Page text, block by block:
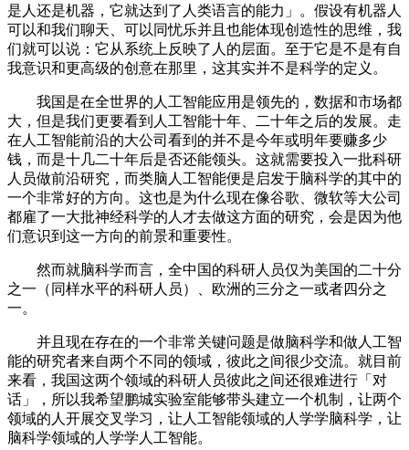
是人还是机器，它就达到了人类语言的能力」。假设有机器人
可以和我们聊天、可以同忧乐并且也能体现创造性的思维，我
们就可以说：它从系统上反映了人的层面。至于它是不是有自
我意识和更高级的创意在那里，这其实并不是科学的定义。
我国是在全世界的人工智能应用是领先的，数据和市场都
大，但是我们更要看到人工智能十年、二十年之后的发展。走
在人工智能前沿的大公司看到的并不是今年或明年要赚多少
钱，而是十几二十年后是否还能领头。这就需要投入一批科研
人员做前沿研究，而类脑人工智能便是启发于脑科学的其中的
一个非常好的方向。这也是为什么现在像谷歌、微软等大公司
都雇了一大批神经科学的人才去做这方面的研究，会是因为他
们意识到这一方向的前景和重要性。
然而就脑科学而言，全中国的科研人员仅为美国的二十分
之一（同样水平的科研人员）、欧洲的三分之一或者四分之
一。
并且现在存在的一个非常关键问题是做脑科学和做人工智
能的研究者来自两个不同的领域，彼此之间很少交流。就目前
来看，我国这两个领域的科研人员彼此之间还很难进行「对
话」，所以我希望鹏城实验室能够带头建立一个机制，让两个
领域的人开展交叉学习，让人工智能领域的人学学脑科学，让
脑科学领域的人学学人工智能。